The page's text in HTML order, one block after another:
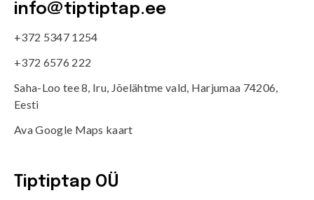
info@tiptiptap.ee
+372 5347 1254
+372 6576 222
Saha-Loo tee 8, Iru, Jõelähtme vald, Harjumaa 74206,
Eesti
Ava Google Maps kaart
Tiptiptap OÜ